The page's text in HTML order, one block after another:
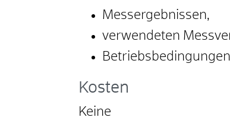
Messergebnissen,
verwendeten
Kosten
Keine